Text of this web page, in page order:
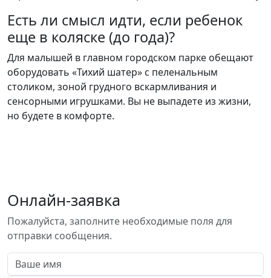
Есть ли смысл идти, если ребенок
еще в коляске (до года)?
Для малышей в главном городском парке обещают
оборудовать «Тихий шатер» с пеленальным
столиком, зоной грудного вскармливания и
сенсорными игрушками. Вы не выпадете из жизни,
но будете в комфорте.
Онлайн-заявка
Пожалуйста, заполните необходимые поля для
отправки сообщения.